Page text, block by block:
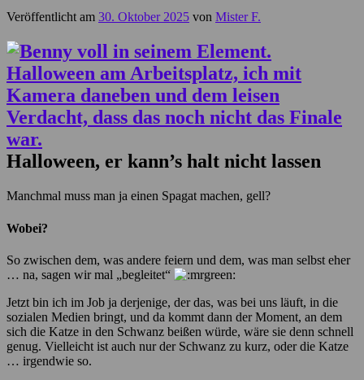
Veröffentlicht am 30. Oktober 2025 von Mister F.
Halloween, er kann’s halt nicht lassen
Manchmal muss man ja einen Spagat machen, gell?
Wobei?
So zwischen dem, was andere feiern und dem, was man selbst eher
… na, sagen wir mal „begleitet“
Jetzt bin ich im Job ja derjenige, der das, was bei uns läuft, in die
sozialen Medien bringt, und da kommt dann der Moment, an dem
sich die Katze in den Schwanz beißen würde, wäre sie denn schnell
genug. Vielleicht ist auch nur der Schwanz zu kurz, oder die Katze
… irgendwie so.